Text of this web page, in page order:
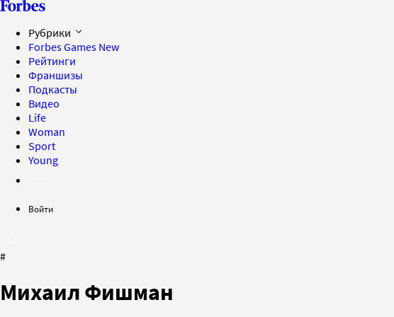
Рубрики
Forbes Games New
Рейтинги
Франшизы
Подкасты
Видео
Life
Woman
Sport
Young
Войти
#
Михаил Фишман